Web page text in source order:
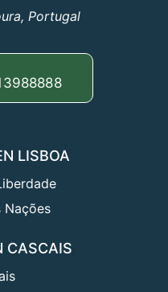
Portugal
LISBOA
Nações
CASCAIS